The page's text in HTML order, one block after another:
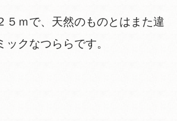
５ｍで、天然のものとはまた違
ックなつららです。